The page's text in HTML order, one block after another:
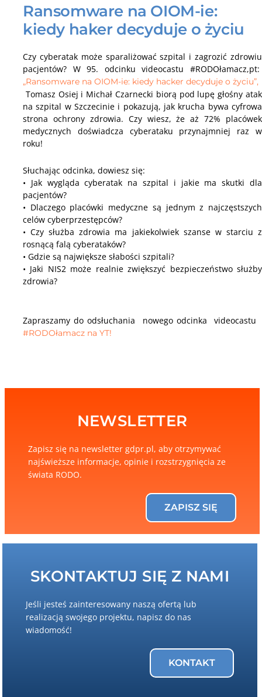
Ransomware na OIOM-ie:
kiedy haker decyduje o życiu
Czy cyberatak może sparaliżować szpital i zagrozić zdrowiu
pacjentów? W 95. odcinku videocastu #RODOłamacz,pt:
„Ransomware na OIOM-ie: kiedy hacker decyduje o życiu”,
Tomasz Osiej i Michał Czarnecki biorą pod lupę głośny atak
na szpital w Szczecinie i pokazują, jak krucha bywa cyfrowa
strona ochrony zdrowia. Czy wiesz, że aż 72% placówek
medycznych doświadcza cyberataku przynajmniej raz w
roku!
Słuchając odcinka, dowiesz się:
• Jak wygląda cyberatak na szpital i jakie ma skutki dla
pacjentów?
• Dlaczego placówki medyczne są jednym z najczęstszych
celów cyberprzestępców?
• Czy służba zdrowia ma jakiekolwiek szanse w starciu z
rosnącą falą cyberataków?
• Gdzie są największe słabości szpitali?
• Jaki NIS2 może realnie zwiększyć bezpieczeństwo służby
zdrowia?
Zapraszamy do odsłuchania nowego odcinka videocastu
#RODOłamacz na YT!
NEWSLETTER
Zapisz się na newsletter gdpr.pl, aby otrzymywać
najświeższe informacje, opinie i rozstrzygnięcia ze
świata RODO.
ZAPISZ SIĘ
SKONTAKTUJ SIĘ Z NAMI
Jeśli jesteś zainteresowany naszą ofertą lub
realizacją swojego projektu, napisz do nas
wiadomość!
KONTAKT